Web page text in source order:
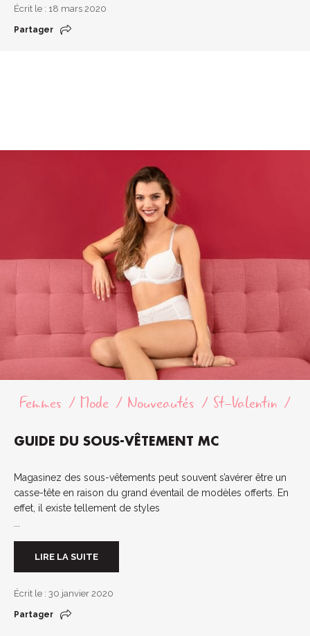
Écrit le : 18 mars 2020
Partager
Femmes Mode Nouveautés St-Valentin
GUIDE DU SOUS-VÊTEMENT MC
Magasinez des sous-vêtements peut souvent s’avérer être un
casse-tête en raison du grand éventail de modèles offerts. En
effet, il existe tellement de styles
LIRE LA SUITE
Écrit le : 30 janvier 2020
Partager